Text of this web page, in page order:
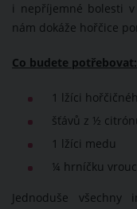
i nepříjemné bolesti
nám dokáže hořčice
Co budete potřebovat:
1 lžíci
šťávů z ½
1 lžíci medu
¼ hrníčku
Jednoduše všechny